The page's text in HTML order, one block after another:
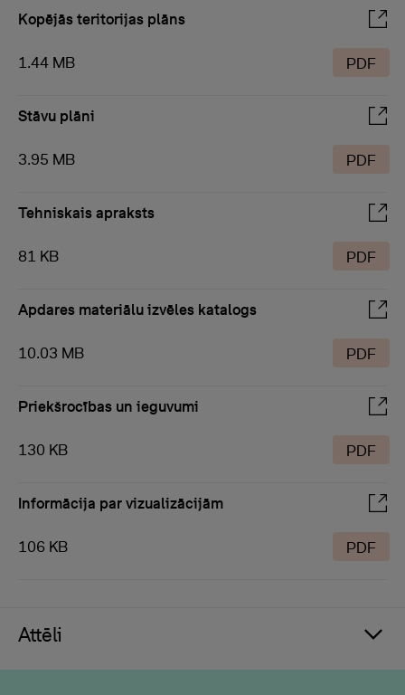
Kopējās teritorijas plāns
1.44 MB PDF
Stāvu plāni
3.95 MB PDF
Tehniskais apraksts
81 KB PDF
Apdares materiālu izvēles katalogs
10.03 MB PDF
Priekšrocības un ieguvumi
130 KB PDF
Informācija par vizualizācijām
106 KB PDF
Attēli